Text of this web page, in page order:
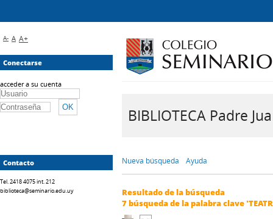
BIBLIOTECA Padre
Nueva búsqueda Ayuda
Resultado de la búsqueda
7búsqueda de la palabra clave
A- A A+
Conectarse
acceder a su cuenta
Contacto
Tel. 2418 4075 int. 212
biblioteca@seminario.edu.uy